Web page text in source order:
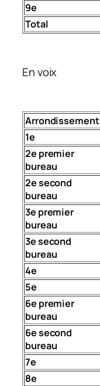
9e
Total
En voix
Arrondissement
1e
2e premier
bureau
2e second
bureau
3e premier
bureau
3e second
bureau
4e
5e
6e premier
bureau
6e second
bureau
7e
8e